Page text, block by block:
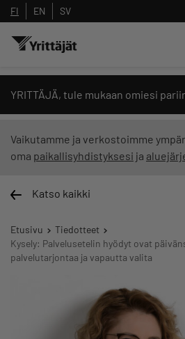
FI EN SV
YRITTÄJÄ, tule mukaan omiesi
Vaikutamme ja verkostoimme
oma paikallisyhdistyksesi ja
Katso kaikki
Etusivu
Tiedotteet
Kysely: Palvelusetelin hyödyt ovat
palvelutarjontaa ja vapautta valita
Hae sivustolta tai kysy
Yrittäjien tekoälyltä